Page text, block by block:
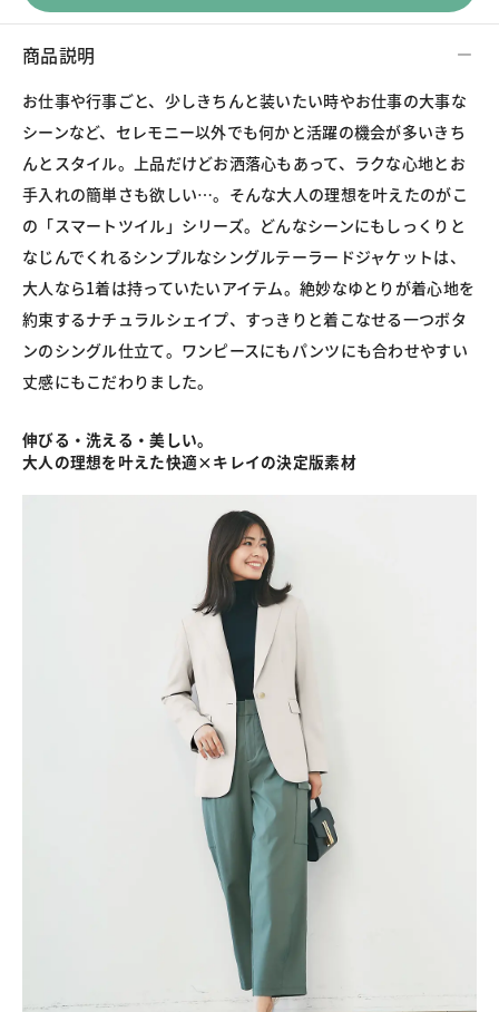
商品説明
お仕事や行事ごと、少しきちんと装いたい時やお仕事の大事な
シーンなど、セレモニー以外でも何かと活躍の機会が多いきち
んとスタイル。上品だけどお洒落心もあって、ラクな心地とお
手入れの簡単さも欲しい…。そんな大人の理想を叶えたのがこ
の「スマートツイル」シリーズ。どんなシーンにもしっくりと
なじんでくれるシンプルなシングルテーラードジャケットは、
大人なら1着は持っていたいアイテム。絶妙なゆとりが着心地を
約束するナチュラルシェイプ、すっきりと着こなせる一つボタ
ンのシングル仕立て。ワンピースにもパンツにも合わせやすい
丈感にもこだわりました。
伸びる・洗える・美しい。
大人の理想を叶えた快適×キレイの決定版素材